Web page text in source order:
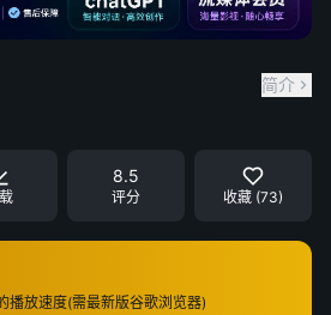
简介
8.5
评分 收藏 (73)
播放速度(需最新版谷歌浏览器)